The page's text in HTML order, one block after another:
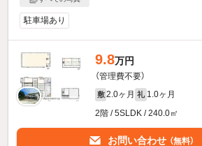
駐車場あり
9.8万円
（管理費不要）
敷 2.0ヶ月 礼 1.0ヶ月
2階 / 5SLDK / 240.0㎡
お問い合わせ （無料）